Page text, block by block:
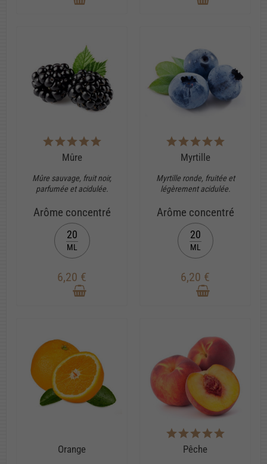
Mûre
Mûre sauvage, fruit noir,
parfumée et acidulée.
Arôme concentré
20
ML
6,20 €
Myrtille
Myrtille ronde, fruitée et
légèrement acidulée.
Arôme concentré
20
ML
6,20 €
Orange Pêche